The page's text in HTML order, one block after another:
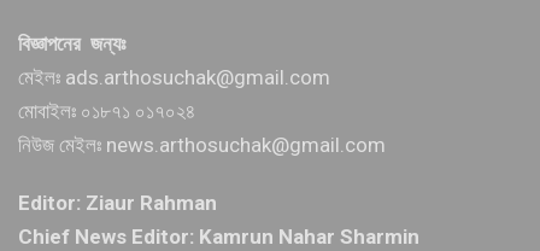
বিজ্ঞাপনের জন্যঃ
মেইলঃ ads.arthosuchak@gmail.com
মোবাইলঃ ০১৮৭১ ০১৭০২৪
নিউজ মেইলঃ news.arthosuchak@gmail.com
Editor: Ziaur Rahman
Chief News Editor: Kamrun Nahar Sharmin